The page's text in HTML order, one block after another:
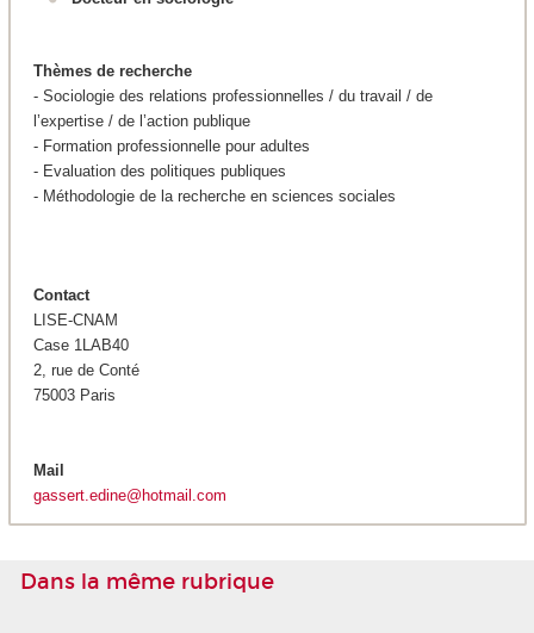
Thèmes de recherche
- Sociologie des relations professionnelles / du travail / de
l’expertise / de l’action publique
- Formation professionnelle pour adultes
- Evaluation des politiques publiques
- Méthodologie de la recherche en sciences sociales
Contact
LISE-CNAM
Case 1LAB40
2, rue de Conté
75003 Paris
Mail
gassert.edine@hotmail.com
Dans la même rubrique